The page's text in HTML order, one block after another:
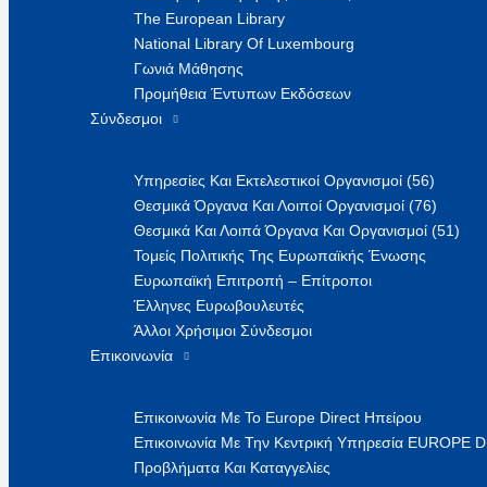
The European Library
National Library Of Luxembourg
Γωνιά Μάθησης
Προμήθεια Έντυπων Εκδόσεων
Σύνδεσμοι
Υπηρεσίες Και Εκτελεστικοί Οργανισμοί (56)
Θεσμικά Όργανα Και Λοιποί Οργανισμοί (76)
Θεσμικά Και Λοιπά Όργανα Και Οργανισμοί (51)
Τομείς Πολιτικής Της Ευρωπαϊκής Ένωσης
Ευρωπαϊκή Επιτροπή – Επίτροποι
Έλληνες Ευρωβουλευτές
Άλλοι Χρήσιμοι Σύνδεσμοι
Επικοινωνία
Επικοινωνία Με Το Europe Direct Ηπείρου
Επικοινωνία Με Την Κεντρική Υπηρεσία EUROPE
Προβλήματα Και Καταγγελίες